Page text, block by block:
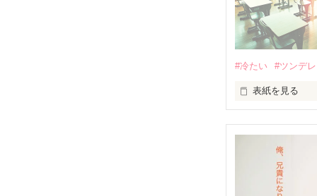
お久しぶりで
久々に見たら
少しでも皆さ
ランキング入
♔ 総合10位 ♔
#冷たい #ツンデレ
表紙を見る
「藤く〜ん」